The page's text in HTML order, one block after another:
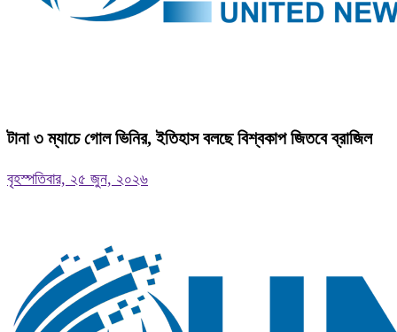
টানা ৩ ম্যাচে গোল ভিনির, ইতিহাস বলছে বিশ্বকাপ জিতবে ব্রাজিল
বৃহস্পতিবার, ২৫ জুন, ২০২৬